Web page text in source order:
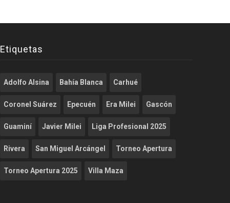
Etiquetas
Adolfo Alsina Bahía Blanca Carhué
Coronel Suárez Epecuén Era Milei Gascón
Guaminí Javier Milei Liga Profesional 2025
Rivera San Miguel Arcángel Torneo Apertura
Torneo Apertura 2025 Villa Maza